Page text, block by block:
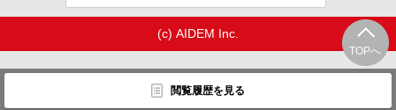
TOPへ
閲覧履歴を見る
(c) AIDEM Inc.